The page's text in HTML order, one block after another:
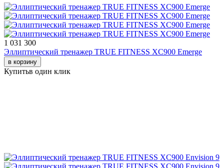
1 031 300
Эллиптический тренажер TRUE FITNESS XС900 Emerge
в корзину
Купитьв один клик